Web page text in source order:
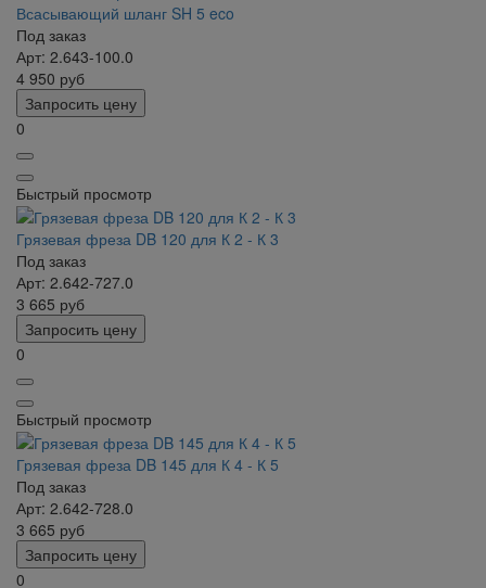
Всасывающий шланг SH 5 eco
Под заказ
Арт: 2.643-100.0
4 950 руб
Запросить цену
0
Быстрый просмотр
Грязевая фреза DB 120 для К 2 - К 3
Под заказ
Арт: 2.642-727.0
3 665 руб
Запросить цену
0
Быстрый просмотр
Грязевая фреза DB 145 для К 4 - К 5
Под заказ
Арт: 2.642-728.0
3 665 руб
Запросить цену
0